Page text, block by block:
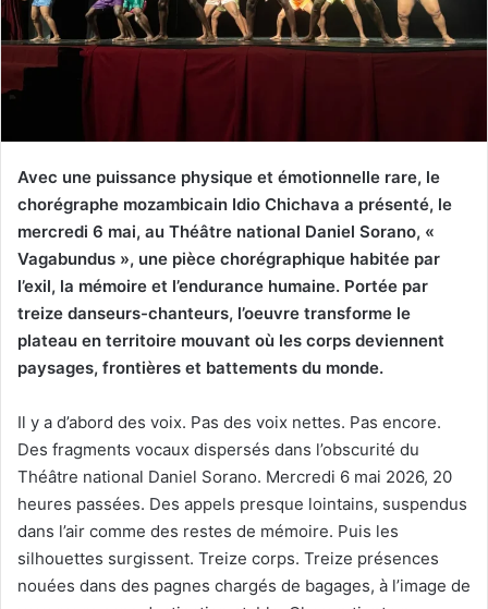
Avec une puissance physique et émotionnelle rare, le
chorégraphe mozambicain Idio Chichava a présenté, le
mercredi 6 mai, au Théâtre national Daniel Sorano, «
Vagabundus », une pièce chorégraphique habitée par
l’exil, la mémoire et l’endurance humaine. Portée par
treize danseurs-chanteurs, l’oeuvre transforme le
plateau en territoire mouvant où les corps deviennent
paysages, frontières et battements du monde.
Il y a d’abord des voix. Pas des voix nettes. Pas encore.
Des fragments vocaux dispersés dans l’obscurité du
Théâtre national Daniel Sorano. Mercredi 6 mai 2026, 20
heures passées. Des appels presque lointains, suspendus
dans l’air comme des restes de mémoire. Puis les
silhouettes surgissent. Treize corps. Treize présences
nouées dans des pagnes chargés de bagages, à l’image de